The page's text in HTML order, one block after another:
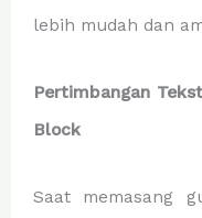
lebih mudah dan
Pertimbangan
Block
Saat memasang